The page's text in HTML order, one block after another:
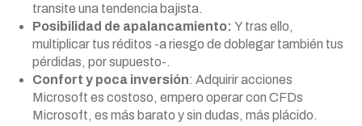
transite una tendencia bajista.
Posibilidad de apalancamiento: Y tras ello,
multiplicar tus réditos -a riesgo de doblegar también tus
pérdidas, por supuesto-.
Confort y poca inversión: Adquirir acciones
Microsoft es costoso, empero operar con CFDs
Microsoft, es más barato y sin dudas, más plácido.